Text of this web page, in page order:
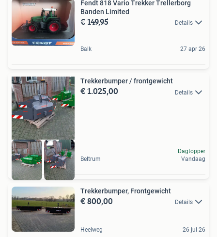
Fendt 818 Vario Trekker Trellerborg
Banden Limited
€ 149,95 Details
Balk 27 apr 26
Trekkerbumper / frontgewicht
€ 1.025,00 Details
Beltrum
Dagtopper
Vandaag
Trekkerbumper, Frontgewicht
€ 800,00 Details
Heelweg 26 jul 26